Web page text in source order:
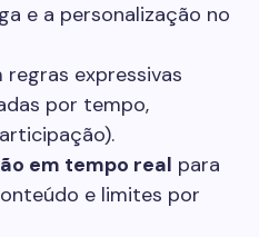
e a personalização no
regras expressivas
por tempo,
em tempo real para
e limites por